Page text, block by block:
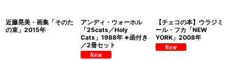
近藤晃美・画集「そのた
の束」2015年
アンディ・ウォーホル
「25cats／Holy
Cats」1988年 ※函付き
／2冊セット
【チェコの本】ウラジミ
ール・フカ「NEW
YORK」2008年